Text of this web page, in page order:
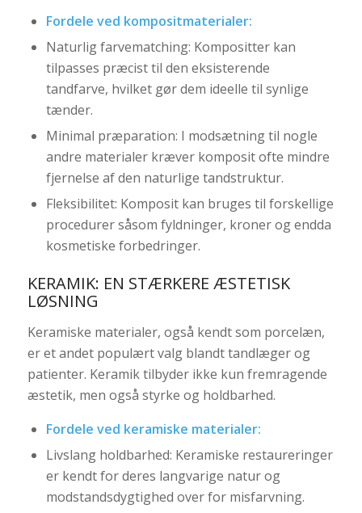
Fordele ved kompositmaterialer:
Naturlig farvematching: Kompositter kan
tilpasses præcist til den eksisterende
tandfarve, hvilket gør dem ideelle til synlige
tænder.
Minimal præparation: I modsætning til nogle
andre materialer kræver komposit ofte mindre
fjernelse af den naturlige tandstruktur.
Fleksibilitet: Komposit kan bruges til forskellige
procedurer såsom fyldninger, kroner og endda
kosmetiske forbedringer.
KERAMIK: EN STÆRKERE ÆSTETISK
LØSNING
Keramiske materialer, også kendt som porcelæn,
er et andet populært valg blandt tandlæger og
patienter. Keramik tilbyder ikke kun fremragende
æstetik, men også styrke og holdbarhed.
Fordele ved keramiske materialer:
Livslang holdbarhed: Keramiske restaureringer
er kendt for deres langvarige natur og
modstandsdygtighed over for misfarvning.